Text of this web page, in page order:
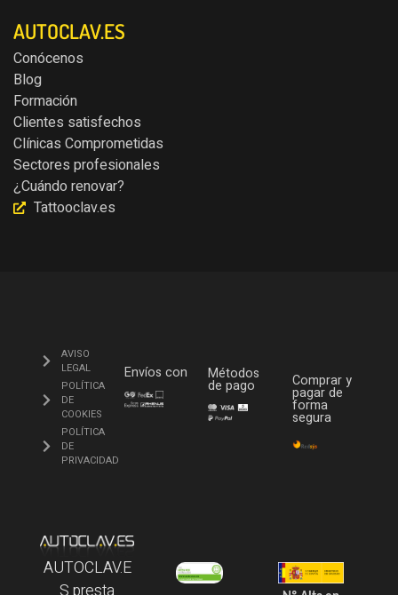
AUTOCLAV.ES
Conócenos
Blog
Formación
Clientes satisfechos
Clínicas Comprometidas
Sectores profesionales
¿Cuándo renovar?
Tattooclav.es
AVISO
LEGAL
POLÍTICA
DE
COOKIES
POLÍTICA
DE
PRIVACIDAD
Envíos con Métodos
de pago Comprar y
pagar de
forma
segura
AUTOCLAV.E